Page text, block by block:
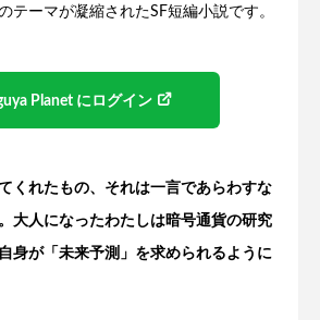
テーマが凝縮されたSF短編小説です。
Planet にログイン
くれたもの、それは一言であらわすな
大人になったわたしは暗号通貨の研究
身が「 未来予測」を求められるように